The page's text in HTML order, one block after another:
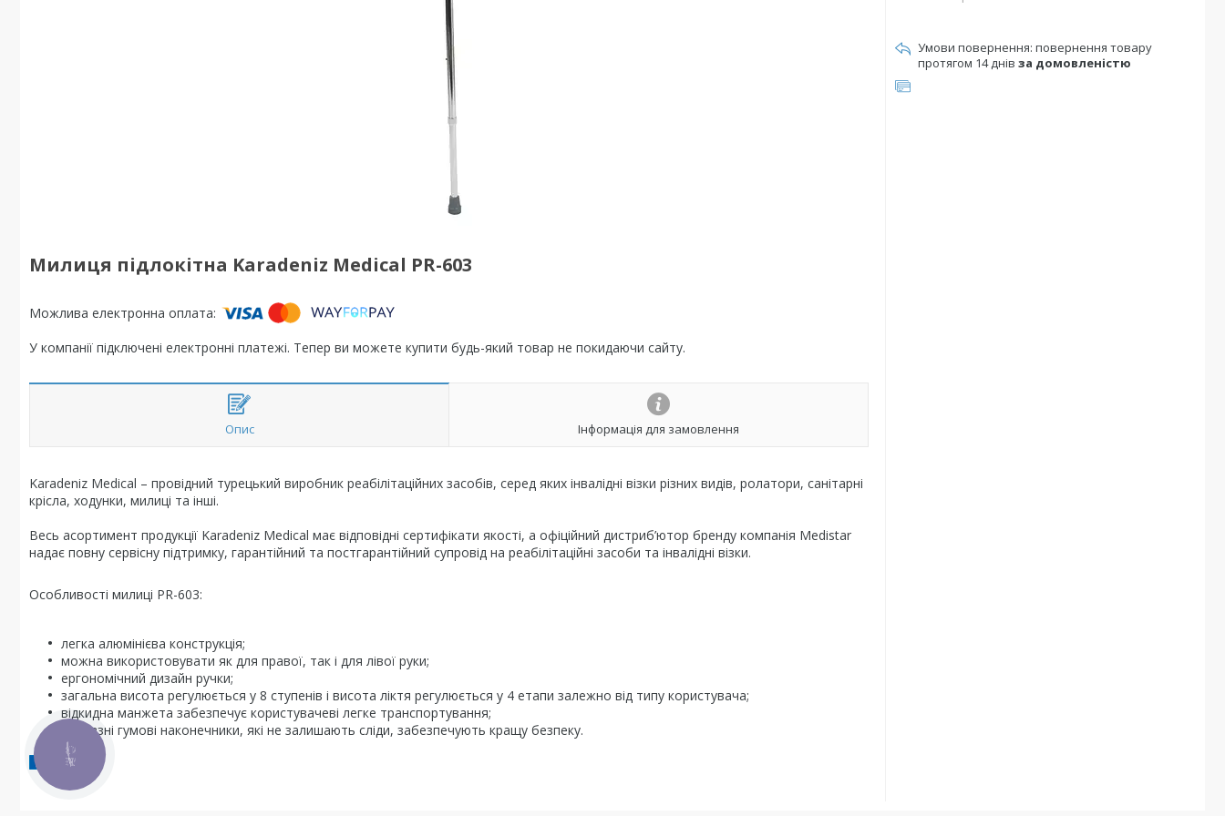
Милиця підлокітна Karadeniz Medical PR-603
У компанії підключені електронні платежі. Тепер ви можете купити будь-який товар не покидаючи сайту.
Опис Інформація для замовлення
Karadeniz Medical – провідний турецький виробник реабілітаційних засобів, серед яких інвалідні візки різних видів, ролатори, санітарні
крісла, ходунки, милиці та інші.
Весь асортимент продукції Karadeniz Medical має відповідні сертифікати якості, а офіційний дистриб’ютор бренду компанія Medistar
надає повну сервісну підтримку, гарантійний та постгарантійний супровід на реабілітаційні засоби та інвалідні візки.
Особливості милиці PR-603:
легка алюмінієва конструкція;
можна використовувати як для правої, так і для лівої руки;
ергономічний дизайн ручки;
загальна висота регулюється у 8 ступенів і висота ліктя регулюється у 4 етапи залежно від типу користувача;
відкидна манжета забезпечує користувачеві легке транспортування;
нековзні гумові наконечники, які не залишають сліди, забезпечують кращу безпеку.
повернення товару
протягом 14 днів за домовленістю
КНОПКА
ЗВ'ЯЗКУ